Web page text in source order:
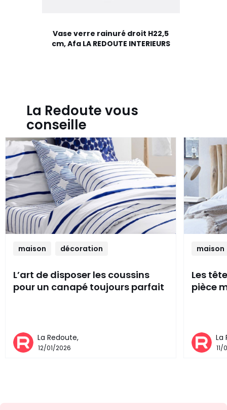
Vase verre rainuré droit H22,5
cm, Afa LA REDOUTE INTERIEURS
La Redoute vous
conseille
maison décoration
L’art de disposer les coussins
pour un canapé toujours parfait
La Redoute,
12/01/2026
maison
Les
pièce
La
11/